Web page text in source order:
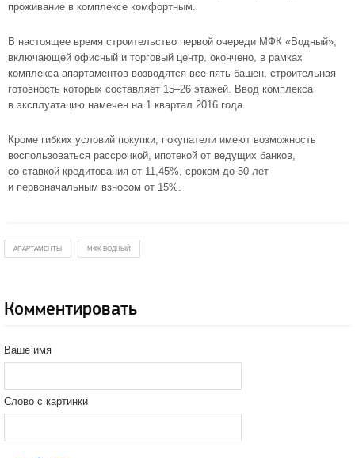
проживание в комплексе комфортным.
В настоящее время строительство первой очереди МФК «Водный»,
включающей офисный и торговый центр, окончено, в рамках
комплекса апартаментов возводятся все пять башен, строительная
готовность которых составляет 15–26 этажей. Ввод комплекса
в эксплуатацию намечен на 1 квартал 2016 года.
Кроме гибких условий покупки, покупатели имеют возможность
воспользоваться рассрочкой, ипотекой от ведущих банков,
со ставкой кредитования от 11,45%, сроком до 50 лет
и первоначальным взносом от 15%.
АПАРТАМЕНТЫ МФК ВОДНЫЙ
Комментировать
Ваше имя
Слово с картинки